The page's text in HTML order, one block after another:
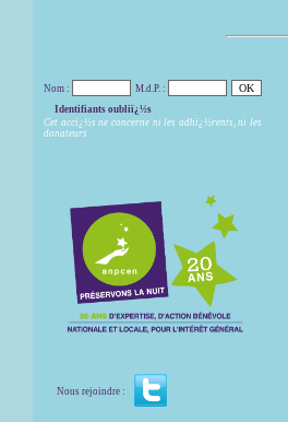
Nom :
M.d.P. :
Identifiants oubliï¿½s
Cet accï¿½s ne concerne ni les adhï¿½rents, ni les
donateurs
Nous rejoindre :